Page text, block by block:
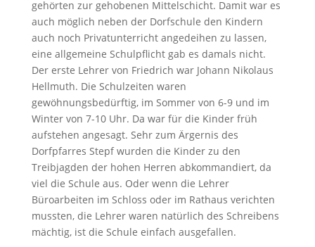
gehörten zur gehobenen Mittelschicht. Damit war es
auch möglich neben der Dorfschule den Kindern
auch noch Privatunterricht angedeihen zu lassen,
eine allgemeine Schulpflicht gab es damals nicht.
Der erste Lehrer von Friedrich war Johann Nikolaus
Hellmuth. Die Schulzeiten waren
gewöhnungsbedürftig, im Sommer von 6-9 und im
Winter von 7-10 Uhr. Da war für die Kinder früh
aufstehen angesagt. Sehr zum Ärgernis des
Dorfpfarres Stepf wurden die Kinder zu den
Treibjagden der hohen Herren abkommandiert, da
viel die Schule aus. Oder wenn die Lehrer
Büroarbeiten im Schloss oder im Rathaus verichten
mussten, die Lehrer waren natürlich des Schreibens
mächtig, ist die Schule einfach ausgefallen.